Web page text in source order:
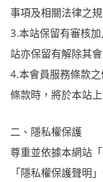
事項及相關法律之規
3.本站保留有審核
站亦保留有解除其
4.本會員服務條款
條款時，將於本站上
二、隱私權保護
尊重並依據本網站
「隱私權保護聲明